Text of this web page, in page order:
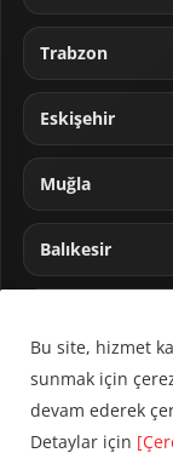
Trabzon
Eskişehir
Muğla
Balıkesir
Bu site, hizmet
sunmak için
devam ederek
Detaylar için